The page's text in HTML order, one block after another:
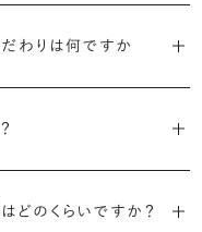
ンドの大きさ自体も控えめ
。
ヤモンドでアクセントを添
スプラスオリジナル診断を
だわりは何ですか
観に合う多様なダイヤモン
で選ぶカップルが18.7%
どのくらいですか？